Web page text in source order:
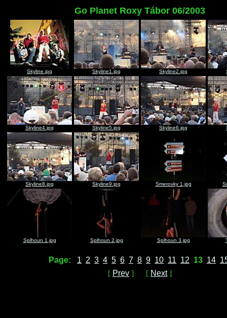
Go Planet Roxy Tábor 06/2003
Skyline.jpg Skyline1.jpg Skyline2.jpg
Skyline4.jpg Skyline5.jpg Skyline6.jpg
Skyline8.jpg Skyline9.jpg Smerovky 1.jpg
Splhoun 1.jpg Splhoun 2.jpg Splhoun 3.jpg
Page: 1 2 3 4 5 6 7 8 9 10 11 12 13 14
[ Prev ] [ Next]